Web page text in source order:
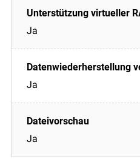
Ja
Ja
Ja